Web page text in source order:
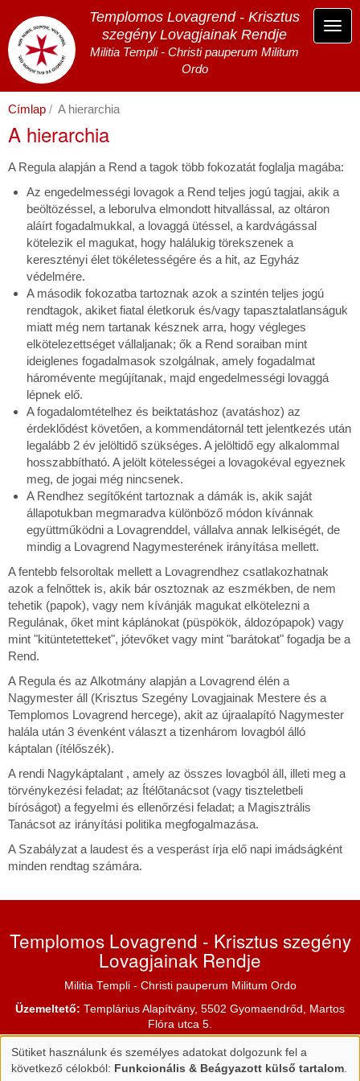
tartalomra
Templomos Lovagrend - Krisztus
szegény Lovagjainak Rendje
Militia Templi - Christi pauperum Militum
Ordo
Címlap A hierarchia
A hierarchia
A Regula alapján a Rend a tagok több fokozatát foglalja magába:
Az engedelmességi lovagok a Rend teljes jogú tagjai, akik a
beöltözéssel, a leborulva elmondott hitvallással, az oltáron
aláírt fogadalmukkal, a lovaggá ütéssel, a kardvágással
kötelezik el magukat, hogy halálukig törekszenek a
keresztényi élet tökéletességére és a hit, az Egyház
védelmére.
A második fokozatba tartoznak azok a szintén teljes jogú
rendtagok, akiket fiatal életkoruk és/vagy tapasztalatlanságuk
miatt még nem tartanak késznek arra, hogy végleges
elkötelezettséget vállaljanak; ők a Rend soraiban mint
ideiglenes fogadalmasok szolgálnak, amely fogadalmat
háromévente megújítanak, majd engedelmességi lovaggá
lépnek elő.
A fogadalomtételhez és beiktatáshoz (avatáshoz) az
érdeklődést követően, a kommendátornál tett jelentkezés után
legalább 2 év jelöltidő szükséges. A jelöltidő egy alkalommal
hosszabbítható. A jelölt kötelességei a lovagokéval egyeznek
meg, de jogai még nincsenek.
A Rendhez segítőként tartoznak a dámák is, akik saját
állapotukban megmaradva különböző módon kívánnak
együttműködni a Lovagrenddel, vállalva annak lelkiségét, de
mindig a Lovagrend Nagymesterének irányítása mellett.
A fentebb felsoroltak mellett a Lovagrendhez csatlakozhatnak
azok a felnőttek is, akik bár osztoznak az eszmékben, de nem
tehetik (papok), vagy nem kívánják magukat elkötelezni a
Regulának, őket mint káplánokat (püspökök, áldozópapok) vagy
mint "kitüntetetteket", jótevőket vagy mint "barátokat" fogadja be a
Rend.
A Regula és az Alkotmány alapján a Lovagrend élén a
Nagymester áll (Krisztus Szegény Lovagjainak Mestere és a
Templomos Lovagrend hercege), akit az újraalapító Nagymester
halála után 3 évenként választ a tizenhárom lovagból álló
káptalan (ítélőszék).
A rendi Nagykáptalant , amely az összes lovagból áll, illeti meg a
törvénykezési feladat; az Ítélőtanácsot (vagy tiszteletbeli
bíróságot) a fegyelmi és ellenőrzési feladat; a Magisztrális
Tanácsot az irányítási politika megfogalmazása.
A Szabályzat a laudest és a vesperást írja elő napi imádságként
minden rendtag számára.
Templomos Lovagrend - Krisztus szegény
Lovagjainak Rendje
Militia Templi - Christi pauperum Militum Ordo
Üzemeltető: Templárius Alapítvány, 5502 Gyomaendrőd, Martos
Flóra utca 5.
E-mail: info@templomosok.hu |Web: www.templomosok.hu
Adatvédelmi tájékoztató
Személyes
Sütiket használunk és személyes adatokat dolgozunk fel a
következő célokból: Funkcionális & Beágyazott külső tartalom